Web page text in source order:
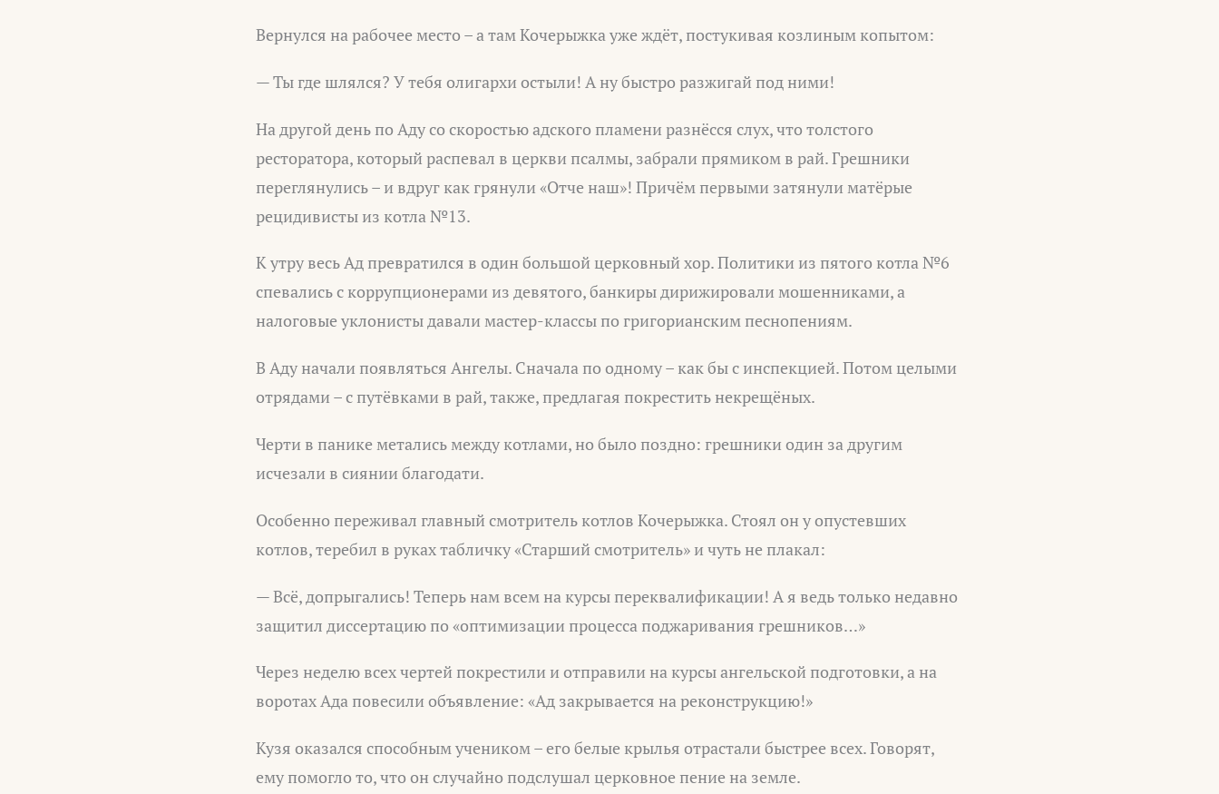
Вернулся на рабочее место – а там Кочерыжка уже ждёт, постукивая козлиным копытом:
— Ты где шлялся? У тебя олигархи остыли! А ну быстро разжигай под ними!
На другой день по Аду со скоростью адского пламени разнёсся слух, что толстого
ресторатора, который распевал в церкви псалмы, забрали прямиком в рай. Грешники
переглянулись – и вдруг как грянули «Отче наш»! Причём первыми затянули матёрые
рецидивисты из котла №13.
К утру весь Ад превратился в один большой церковный хор. Политики из пятого котла №6
спевались с коррупционерами из девятого, банкиры дирижировали мошенниками, а
налоговые уклонисты давали мастер-классы по григорианским песнопениям.
В Аду начали появляться Ангелы. Сначала по одному – как бы с инспекцией. Потом целыми
отрядами – с путёвками в рай, также, предлагая покрестить некрещёных.
Черти в панике метались между котлами, но было поздно: грешники один за другим
исчезали в сиянии благодати.
Особенно переживал главный смотритель котлов Кочерыжка. Стоял он у опустевших
котлов, теребил в руках табличку «Старший смотритель» и чуть не плакал:
— Всё, допрыгались! Теперь нам всем на курсы переквалификации! А я ведь только недавно
защитил диссертацию по «оптимизации процесса поджаривания грешников…»
Через неделю всех чертей покрестили и отправили на курсы ангельской подготовки, а на
воротах Ада повесили объявление: «Ад закрывается на реконструкцию!»
Кузя оказался способным учеником – его белые крылья отрастали быстрее всех. Говорят,
ему помогло то, что он случайно подслушал церковное пение на земле.